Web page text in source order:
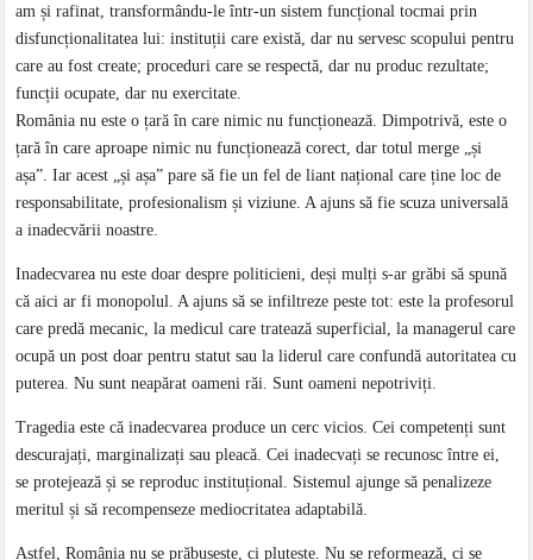
am și rafinat, transformându-le într-un sistem funcțional tocmai prin
disfuncționalitatea lui: instituții care există, dar nu servesc scopului pentru
care au fost create; proceduri care se respectă, dar nu produc rezultate;
funcții ocupate, dar nu exercitate.
România nu este o țară în care nimic nu funcționează. Dimpotrivă, este o
țară în care aproape nimic nu funcționează corect, dar totul merge „și
așa”. Iar acest „și așa” pare să fie un fel de liant național care ține loc de
responsabilitate, profesionalism și viziune. A ajuns să fie scuza universală
a inadecvării noastre.
Inadecvarea nu este doar despre politicieni, deși mulți s-ar grăbi să spună
că aici ar fi monopolul. A ajuns să se infiltreze peste tot: este la profesorul
care predă mecanic, la medicul care tratează superficial, la managerul care
ocupă un post doar pentru statut sau la liderul care confundă autoritatea cu
puterea. Nu sunt neapărat oameni răi. Sunt oameni nepotriviți.
Tragedia este că inadecvarea produce un cerc vicios. Cei competenți sunt
descurajați, marginalizați sau pleacă. Cei inadecvați se recunosc între ei,
se protejează și se reproduc instituțional. Sistemul ajunge să penalizeze
meritul și să recompenseze mediocritatea adaptabilă.
Astfel, România nu se prăbușește, ci plutește. Nu se reformează, ci se